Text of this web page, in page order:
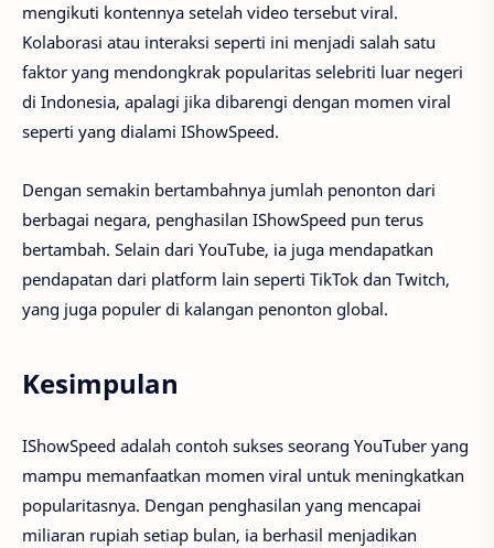
mengikuti kontennya setelah video tersebut viral.
Kolaborasi atau interaksi seperti ini menjadi salah satu
faktor yang mendongkrak popularitas selebriti luar negeri
di Indonesia, apalagi jika dibarengi dengan momen viral
seperti yang dialami IShowSpeed.
Dengan semakin bertambahnya jumlah penonton dari
berbagai negara, penghasilan IShowSpeed pun terus
bertambah. Selain dari YouTube, ia juga mendapatkan
pendapatan dari platform lain seperti TikTok dan Twitch,
yang juga populer di kalangan penonton global.
Kesimpulan
IShowSpeed adalah contoh sukses seorang YouTuber yang
mampu memanfaatkan momen viral untuk meningkatkan
popularitasnya. Dengan penghasilan yang mencapai
miliaran rupiah setiap bulan, ia berhasil menjadikan